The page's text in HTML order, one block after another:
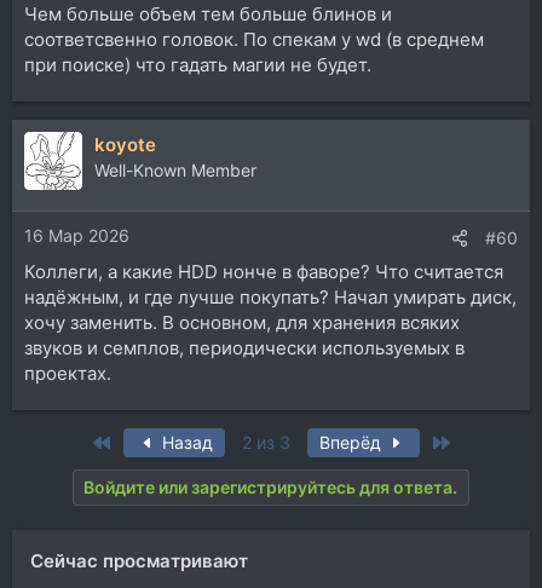
Чем больше объем тем больше блинов и
соответсвенно головок. По спекам у wd (в среднем
при поиске) что гадать магии не будет.
koyote
Well-Known Member
16 Мар 2026 #60
Коллеги, а какие HDD нонче в фаворе? Что считается
надёжным, и где лучше покупать? Начал умирать диск,
хочу заменить. В основном, для хранения всяких
звуков и семплов, периодически используемых в
проектах.
First Назад 2 из 3 Вперёд
Войдите или зарегистрируйтесь для ответа.
Сейчас просматривают